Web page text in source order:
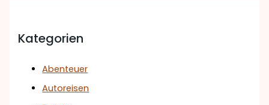
Kategorien
Abenteuer
Autoreisen